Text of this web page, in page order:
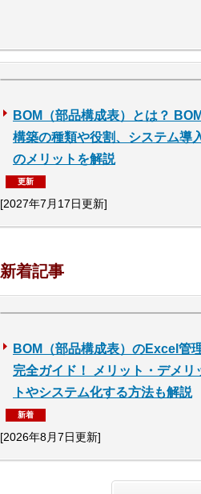
BOM（部品構成表）とは？ BOM
構築の種類や役割、システム導
のメリットを解説
更新
[2027年7月17日更新]
新着記事
BOM（部品構成表）のExcel管
完全ガイド！ メリット・デメリ
トやシステム化する方法も解説
新着
[2026年8月7日更新]